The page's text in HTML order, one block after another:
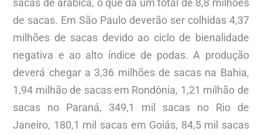
sacas de arábica, o que dá um total de 8,8 milhões
de sacas. Em São Paulo deverão ser colhidas 4,37
milhões de sacas devido ao ciclo de bienalidade
negativa e ao alto índice de podas. A produção
deverá chegar a 3,36 milhões de sacas na Bahia,
1,94 milhão de sacas em Rondônia, 1,21 milhão de
sacas no Paraná, 349,1 mil sacas no Rio de
Janeiro, 180,1 mil sacas em Goiás, 84,5 mil sacas